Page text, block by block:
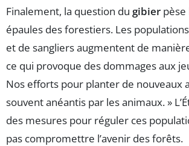
Finalement, la question du gibier
épaules des forestiers. Les
et de sangliers augmentent de
ce qui provoque des dommages aux
Nos efforts pour planter de nouveaux
souvent anéantis par les animaux. »
des mesures pour réguler ces
pas compromettre l’avenir des forêts.